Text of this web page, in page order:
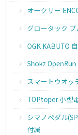
オークリー
グロータック ブ
OGK KABUTO
Shokz OpenRun
スマートウオッ
TOPtoper 小型
シマノペダル
付属